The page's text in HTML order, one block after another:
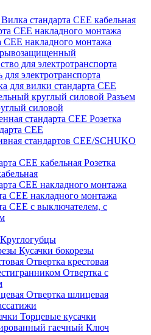
Вилка стандарта CEE кабельная
CEE накладного монтажа
для электротранспорта
электротранспорта
для вилки стандарта CEE
Разъем
силовой
Розетка
CEE
стандартов CEE/SCHUKO
Розетка
СЕЕ накладного монтажа
СЕЕ с выключателем, с
Круглогубцы
Кусачки бокорезы
Отвертка крестовая
Отвертка с
Отвертка шлицевая
Торцевые кусачки
Ключ